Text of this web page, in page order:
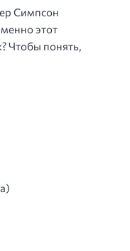
Симпсон
этот
Чтобы понять,